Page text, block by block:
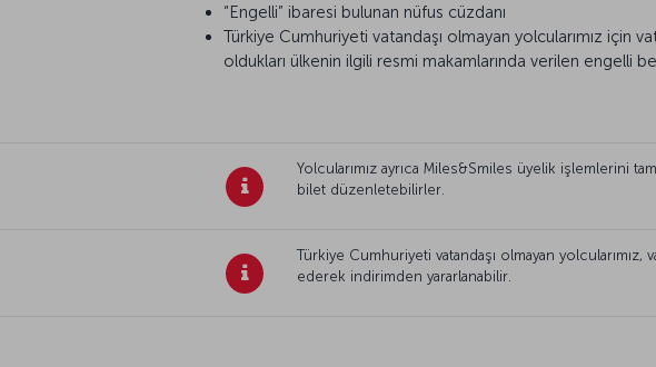
“Engelli” ibaresi bulunan nüfus cüzdanı
Türkiye Cumhuriyeti vatandaşı olmayan yolcularımız için
oldukları ülkenin ilgili resmi makamlarında verilen engelli
Yolcularımız ayrıca Miles&Smiles üyelik işlemlerini
bilet düzenletebilirler.
Türkiye Cumhuriyeti vatandaşı olmayan
ederek indirimden yararlanabilir.